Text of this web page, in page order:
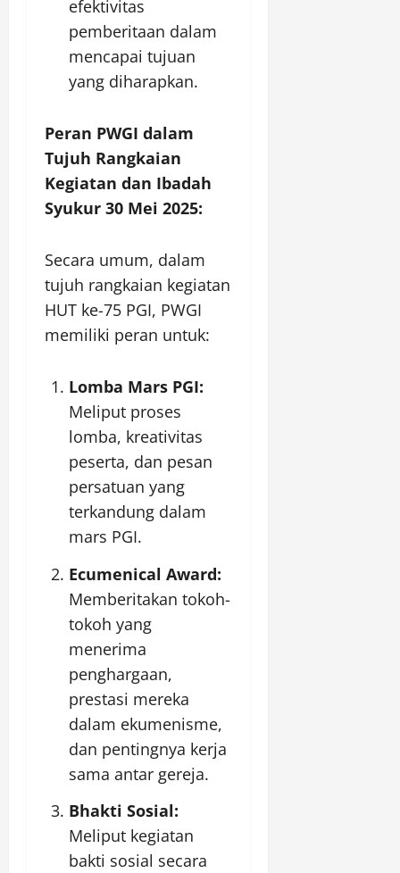
efektivitas
pemberitaan dalam
mencapai tujuan
yang diharapkan.
Peran PWGI dalam
Tujuh Rangkaian
Kegiatan dan Ibadah
Syukur 30 Mei 2025:
Secara umum, dalam
tujuh rangkaian kegiatan
HUT ke-75 PGI, PWGI
memiliki peran untuk:
Lomba Mars PGI:
Meliput proses
lomba, kreativitas
peserta, dan pesan
persatuan yang
terkandung dalam
mars PGI.
Ecumenical Award:
Memberitakan tokoh-
tokoh yang
menerima
penghargaan,
prestasi mereka
dalam ekumenisme,
dan pentingnya kerja
sama antar gereja.
Bhakti Sosial:
Meliput kegiatan
bakti sosial secara